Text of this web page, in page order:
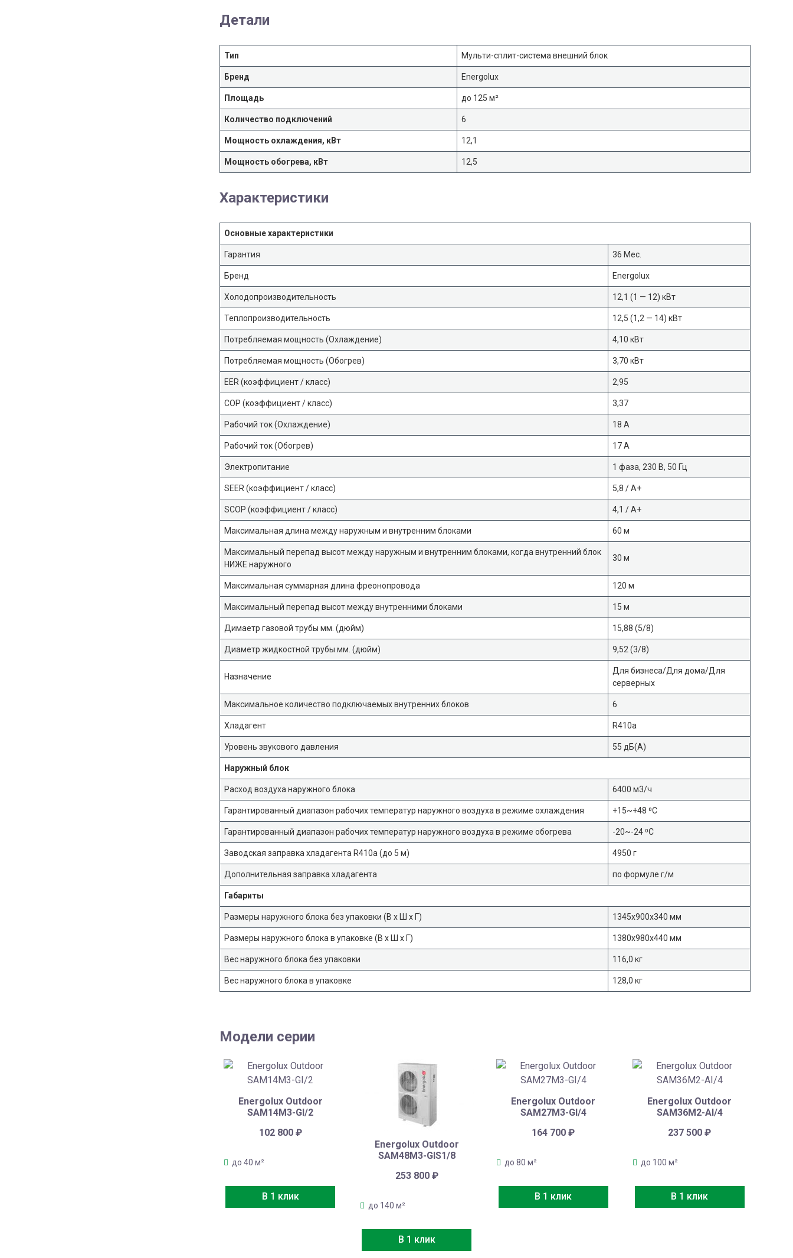
Детали
Тип Мульти-сплит-система внешний блок
Бренд Energolux
Площадь до 125 м²
Количество подключений 6
Мощность охлаждения, кВт 12,1
Мощность обогрева, кВт 12,5
Характеристики
Основные характеристики
Гарантия 36 Мес.
Бренд Energolux
Холодопроизводительность 12,1 (1 — 12) кВт
Теплопроизводительность 12,5 (1,2 — 14) кВт
Потребляемая мощность (Охлаждение) 4,10 кВт
Потребляемая мощность (Обогрев) 3,70 кВт
EER (коэффициент / класс) 2,95
COP (коэффициент / класс) 3,37
Рабочий ток (Охлаждение) 18 A
Рабочий ток (Обогрев) 17 А
Электропитание 1 фаза, 230 В, 50 Гц
SEER (коэффициент / класс) 5,8 / А+
SCOP (коэффициент / класс) 4,1 / А+
Максимальная длина между наружным и внутренним блоками 60 м
Максимальный перепад высот между наружным и внутренним блоками, когда внутренний блок
НИЖЕ наружного
30 м
Максимальная суммарная длина фреонопровода 120 м
Максимальный перепад высот между внутренними блоками 15 м
Димаетр газовой трубы мм. (дюйм) 15,88 (5/8)
Диаметр жидкостной трубы мм. (дюйм) 9,52 (3/8)
Назначение
Для бизнеса/Для дома/Для
серверных
Максимальное количество подключаемых внутренних блоков 6
Хладагент R410a
Уровень звукового давления 55 дБ(А)
Наружный блок
Расход воздуха наружного блока 6400 м3/ч
Гарантированный диапазон рабочих температур наружного воздуха в режиме охлаждения +15~+48 ⁰С
Гарантированный диапазон рабочих температур наружного воздуха в режиме обогрева -20~-24 ⁰С
Заводская заправка хладагента R410a (до 5 м) 4950 г
Дополнительная заправка хладагента по формуле г/м
Габариты
Размеры наружного блока без упаковки (В х Ш х Г) 1345х900х340 мм
Размеры наружного блока в упаковке (В х Ш х Г) 1380х980х440 мм
Вес наружного блока без упаковки 116,0 кг
Вес наружного блока в упаковке 128,0 кг
Модели серии
Energolux Outdoor
SAM14M3-GI/2
102 800 ₽
до 40 м²
В 1 клик
Energolux Outdoor
SAM48M3-GIS1/8
253 800 ₽
до 140 м²
В 1 клик
Energolux Outdoor
SAM27M3-GI/4
164 700₽
до 80 м²
В 1 клик
Energolux Outdoor
SAM36M2-AI/4
237 500₽
до 100 м²
В 1 клик